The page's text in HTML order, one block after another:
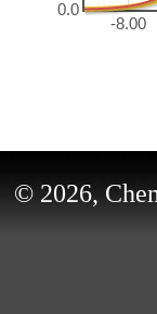
-8.00
0.0
© 2026,